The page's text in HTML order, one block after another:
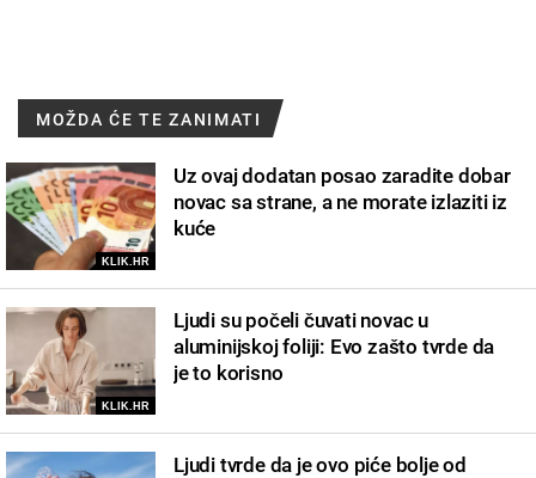
MOŽDA ĆE TE ZANIMATI
KLIK.HR
Uz ovaj dodatan posao zaradite dobar
novac sa strane, a ne morate izlaziti iz
kuće
KLIK.HR
Ljudi su počeli čuvati novac u
aluminijskoj foliji: Evo zašto tvrde da
je to korisno
Ljudi tvrde da je ovo piće bolje od